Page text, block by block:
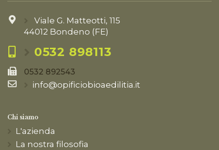
Viale G. Matteotti, 115
44012 Bondeno (FE)
0532 898113
0532 892543
info@opificiobioaedilitia.it
Chi siamo
L'azienda
La nostra filosofia